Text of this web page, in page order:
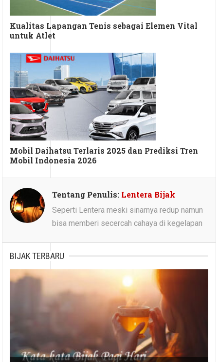
Kualitas Lapangan Tenis sebagai Elemen Vital
untuk Atlet
Mobil Daihatsu Terlaris 2025 dan Prediksi Tren
Mobil Indonesia 2026
Tentang Penulis: Lentera Bijak
Seperti Lentera meski sinarnya redup namun
bisa memberi secercah cahaya di kegelapan
BIJAK TERBARU